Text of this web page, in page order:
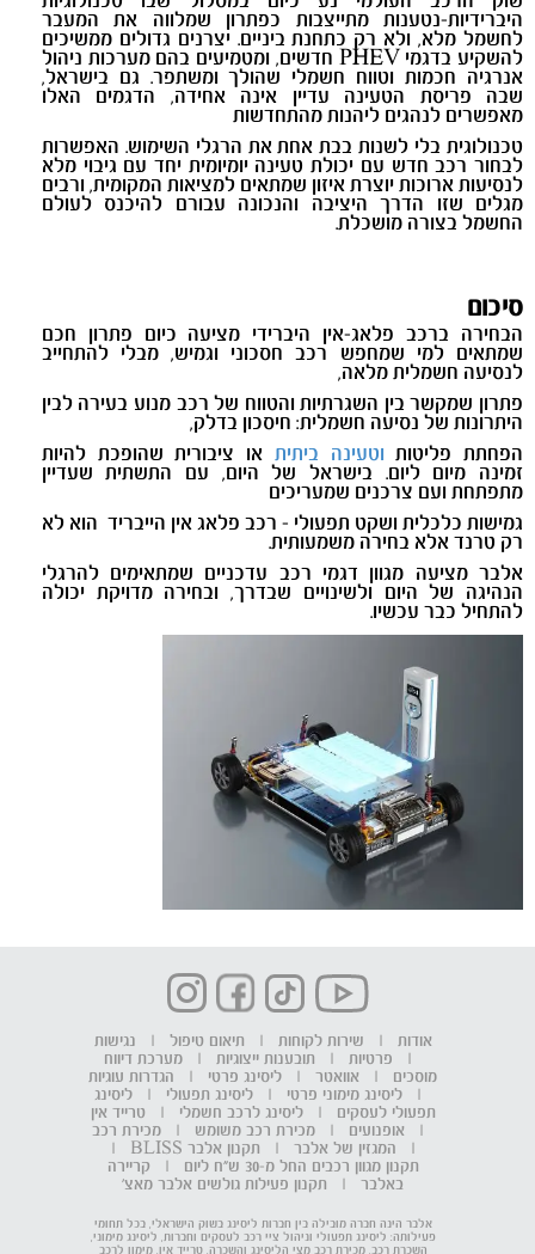
היברידיות-נטענות מתייצבות כפתרון שמלווה את המעבר
לחשמל מלא, ולא רק כתחנת ביניים. יצרנים גדולים ממשיכים
להשקיע בדגמי PHEV חדשים, ומטמיעים בהם מערכות ניהול
אנרגיה חכמות וטווח חשמלי שהולך ומשתפר. גם בישראל,
שבה פריסת הטעינה עדיין אינה אחידה, הדגמים האלו
מאפשרים לנהגים ליהנות מהתחדשות
טכנולוגית בלי לשנות בבת אחת את הרגלי השימוש. האפשרות
לבחור רכב חדש עם יכולת טעינה יומיומית יחד עם גיבוי מלא
לנסיעות ארוכות יוצרת איזון שמתאים למציאות המקומית, ורבים
מגלים שזו הדרך היציבה והנכונה עבורם להיכנס לעולם
החשמל בצורה מושכלת.
סיכום
הבחירה ברכב פלאג-אין היברידי מציעה כיום פתרון חכם
שמתאים למי שמחפש רכב חסכוני וגמיש, מבלי להתחייב
לנסיעה חשמלית מלאה,
פתרון שמקשר בין השגרתיות והטווח של רכב מנוע בעירה לבין
היתרונות של נסיעה חשמלית: חיסכון בדלק,
הפחתת פליטות וטעינה ביתית או ציבורית שהופכת להיות
זמינה מיום ליום. בישראל של היום, עם התשתית שעדיין
מתפתחת ועם צרכנים שמעריכים
גמישות כלכלית ושקט תפעולי - רכב פלאג אין הייבריד הוא לא
רק טרנד אלא בחירה משמעותית.
אלבר מציעה מגוון דגמי רכב עדכניים שמתאימים להרגלי
הנהיגה של היום ולשינויים שבדרך, ובחירה מדויקת יכולה
להתחיל כבר עכשיו.
אודות | שירות לקוחות | תיאום טיפול |
נגישות
|
פרטיות | תובענות ייצוגיות |
מערכת דיווח
מוסכים
| אוואטר | ליסינג פרטי |
הגדרות עוגיות
|
ליסינג מימוני פרטי | ליסינג תפעולי |
ליסינג
תפעולי לעסקים
| ליסינג לרכב חשמלי |
טרייד אין
|
אופנועים | מכירת רכב משומש |
מכירת רכב
|
המגזין של אלבר | תקנון אלבר BLISS
|
תקנון מגוון רכבים החל מ-30 ש"ח ליום
|
קריירה
באלבר
| תקנון פעילות גולשים אלבר מאצ'
אלבר הינה חברה מובילה בין חברות ליסינג בשוק הישראלי, בכל תחומי
פעילותה: ליסינג תפעולי וניהול ציי רכב לעסקים וחברות, ליסינג מימוני,
השכרת רכב, מכירת רכב מצי הליסינג והשכרה, טרייד אין, מימון לרכב